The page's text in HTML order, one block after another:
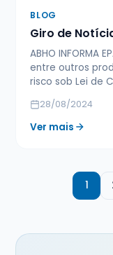
BLOG
Giro de
ABHO INFORMA
entre outros
risco sob Lei de
28/08/2024
Ver mais
1